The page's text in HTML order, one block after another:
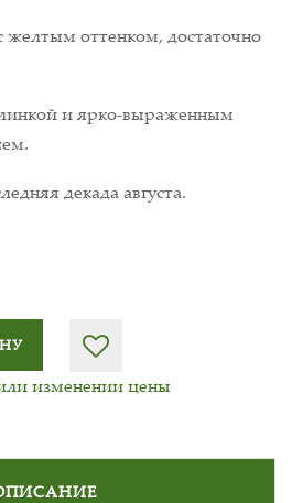
оттенком, достаточно
и ярко-выраженным
декада августа.
изменении цены